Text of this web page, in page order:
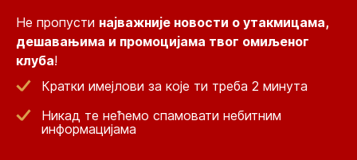
Не пропусти најважније новости о утакмицама,
дешавањима и промоцијама твог омиљеног
клуба!
Кратки имејлови за које ти треба 2 минута
Никад те нећемо спамовати небитним
информацијама